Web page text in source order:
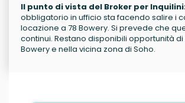
Il punto di vista del Broker per
obbligatorio in ufficio sta facendo salire i
locazione a 78 Bowery. Si prevede che
continui. Restano disponibili opportunità di
Bowery e nella vicina zona di Soho.